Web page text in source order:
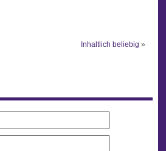
Inhaltlich beliebig »